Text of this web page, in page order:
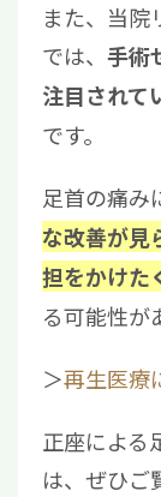
また、当院
では、 手術
注目されて
です。
足首の痛み
な改善が見
担をかけた
る可能性が
＞再生医療
正座による
は、ぜひご